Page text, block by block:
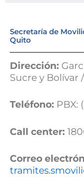
Secretaría de
Quito
Dirección:
Sucre y Bolívar
Teléfono: PBX:
Call center:
Correo